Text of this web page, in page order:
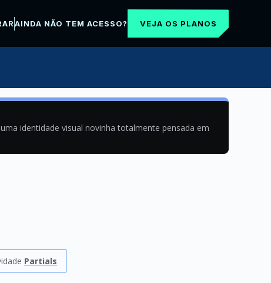
AINDA NÃO TEM ACESSO? VEJA OS PLANOS
identidade visual novinha totalmente pensada em
Partials